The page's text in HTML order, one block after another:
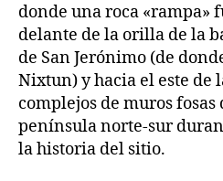
donde una roca «rampa»
delante de la orilla de la
de San Jerónimo (de
Nixtun) y hacia el este de
complejos de muros
península norte-sur
la historia del sitio.